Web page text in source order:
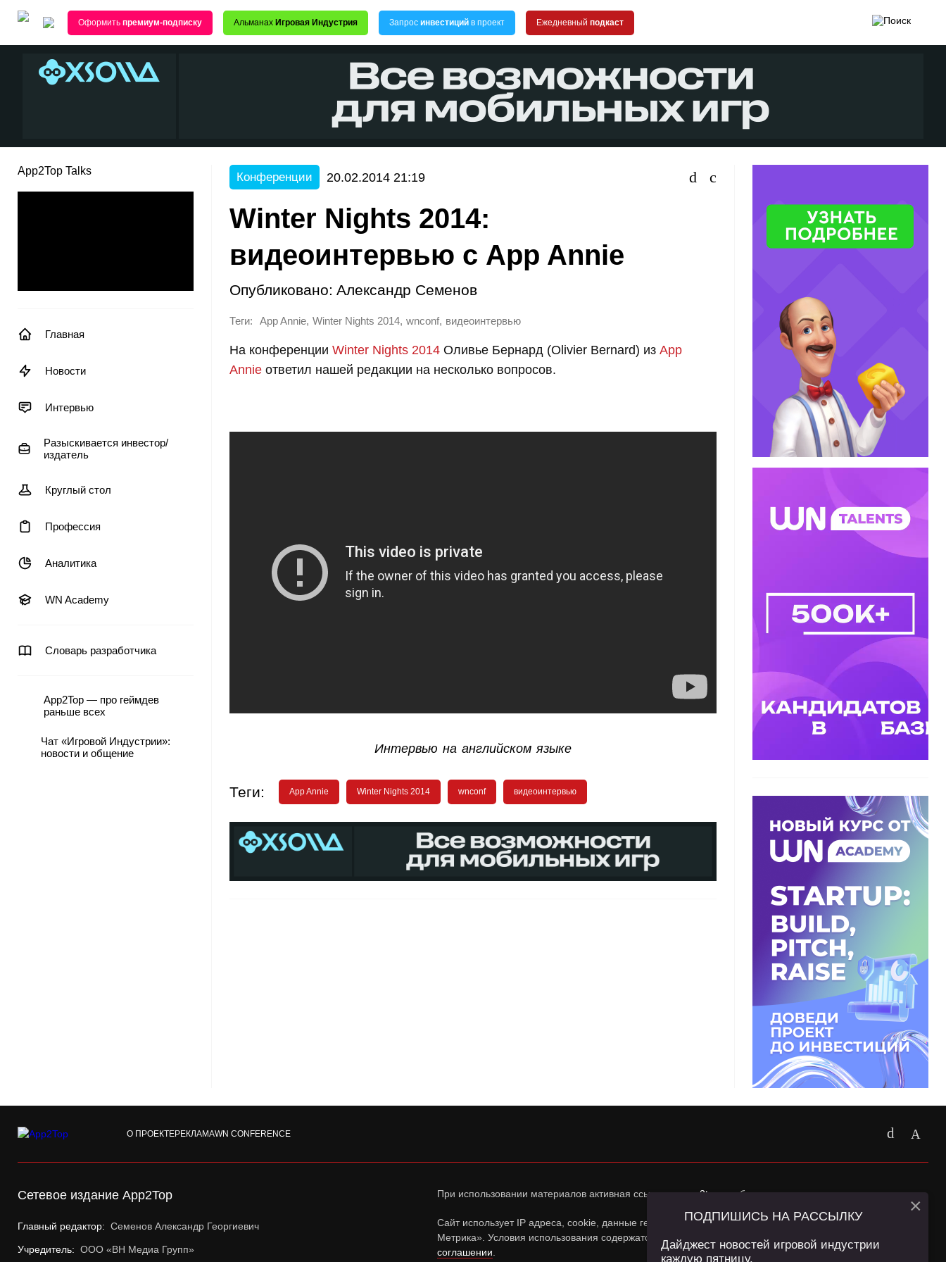
Оформить премиум-подписку Альманах Игровая Индустрия Запрос инвестиций в проект Ежедневный подкаст
App2Top Talks
Главная
Новости
Интервью
Разыскивается инвестор/
издатель
Круглый стол
Профессия
Аналитика
WN Academy
Словарь разработчика
App2Top — про геймдев
раньше всех
Чат «Игровой Индустрии»:
новости и общение
Конференции 20.02.2014 21:19
Winter Nights 2014:
видеоинтервью с App Annie
Опубликовано: Александр Семенов
Теги: App Annie, Winter Nights 2014, wnconf, видеоинтервью
На конференции Winter Nights 2014 Оливье Бернард (Olivier Bernard) из App
Annie ответил нашей редакции на несколько вопросов.
Интервью на английском языке
Теги: App Annie Winter Nights 2014 wnconf видеоинтервью
О ПРОЕКТЕРЕКЛАМАWN CONFERENCE
Сетевое издание App2Top
Главный редактор: Семенов Александр Георгиевич
Учредитель: ООО «ВН Медиа Групп»
При использовании материалов активная ссылка наapp2top.ruобязательна.
Сайт использует IP адреса, cookie, данные геолокации Пользователей сайта и сервис «Яндекс
Метрика». Условия использования содержатся в
Политике конфиденциальностии
соглашении
ПОДПИШИСЬ НА РАССЫЛКУ
Дайджест новостей игровой индустрии
каждую пятницу.
×